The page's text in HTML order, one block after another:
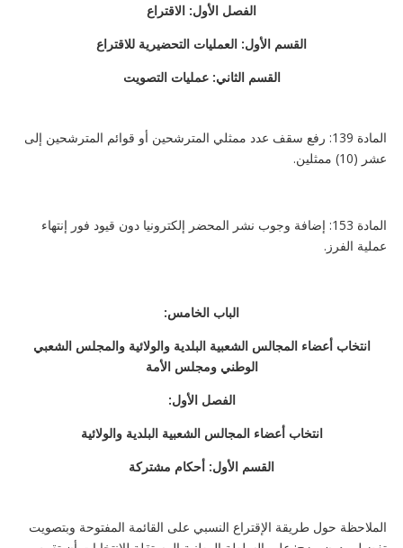
الفصل الأول: الاقتراع
القسم الأول: العمليات التحضيرية للاقتراع
القسم الثاني: عمليات التصويت
المادة 139: رفع سقف عدد ممثلي المترشحين أو قوائم المترشحين إلى
عشر (10) ممثلين.
المادة 153: إضافة وجوب نشر المحضر إلكترونيا دون قيود فور إنتهاء
عملية الفرز.
الباب الخامس:
انتخاب أعضاء المجالس الشعبية البلدية والولائية والمجلس الشعبي
الوطني ومجلس الأمة
الفصل الأول:
انتخاب أعضاء المجالس الشعبية البلدية والولائية
القسم الأول: أحكام مشتركة
الملاحظة حول طريقة الإقتراع النسبي على القائمة المفتوحة وبتصويت